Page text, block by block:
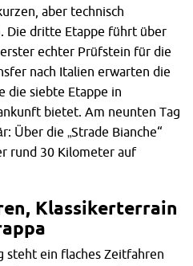
aber technisch
Die dritte Etappe führt über
echter Prüfstein für die
nach Italien erwarten die
die siebte Etappe in
bietet. Am neunten Tag
Über die „Strade Bianche“
rund 30 Kilometer auf
Klassikerterrain
steht ein flaches Zeitfahren